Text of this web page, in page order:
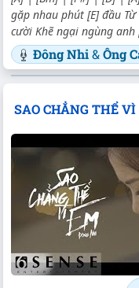
gặp nhau phút [E] đầu
cười Khẽ ngại ngùng anh
Đông Nhi&Ông
SAO CHẲNG THỂ